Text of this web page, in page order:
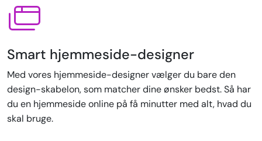
Smart hjemmeside-designer
Med vores hjemmeside-designer vælger du bare den
design-skabelon, som matcher dine ønsker bedst. Så har
du en hjemmeside online på få minutter med alt, hvad du
skal bruge.